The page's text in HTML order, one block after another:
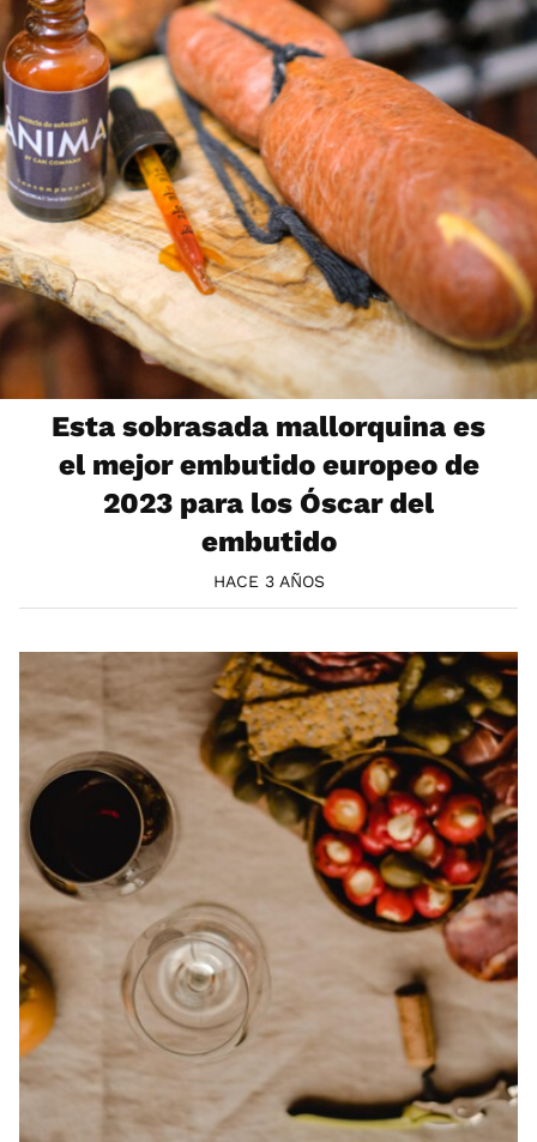
Esta sobrasada mallorquina es
el mejor embutido europeo de
2023 para los Óscar del
embutido
HACE 3 AÑOS